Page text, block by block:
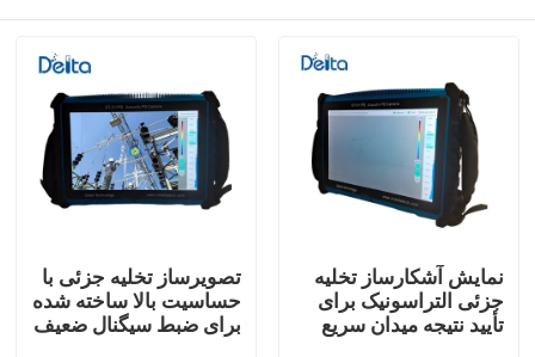
نمایش آشکارساز تخلیه
جزئی التراسونیک برای
تأیید نتیجه میدان سریع
تصویرساز تخلیه جزئی با
حساسیت بالا ساخته شده
برای ضبط سیگنال ضعیف